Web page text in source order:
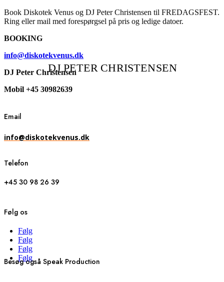
Book Diskotek Venus og DJ Peter Christensen til FREDAGSFEST.
Ring eller mail med forespørgsel på pris og ledige datoer.
BOOKING
info@diskotekvenus.dk
DJ Peter Christensen
Mobil +45 30982639
DJ PETER CHRISTENSEN
Email
info@diskotekvenus.dk
Telefon
+45 30 98 26 39
Følg os
Følg
Følg
Følg
Følg
Besøg også Speak Production